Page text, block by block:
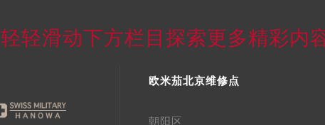
轻轻滑动下方栏目探索更多精彩内
欧米茄北京维修点
朝阳区